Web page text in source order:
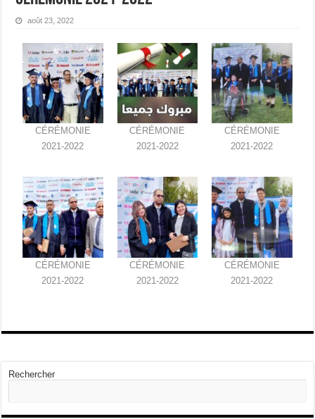
août 23, 2022
CÉRÉMONIE
2021-2022
CÉRÉMONIE
2021-2022
CÉRÉMONIE
2021-2022
CÉRÉMONIE
2021-2022
CÉRÉMONIE
2021-2022
CÉRÉMONIE
2021-2022
Rechercher